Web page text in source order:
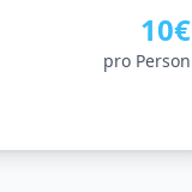
10€
pro Person